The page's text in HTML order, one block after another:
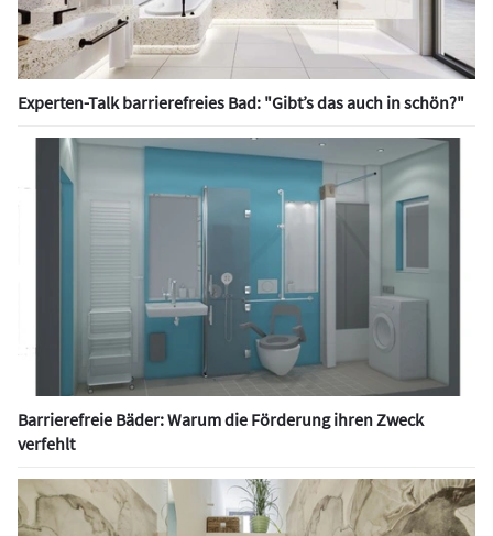
Experten-Talk barrierefreies Bad: "Gibt’s das auch in schön?"
Barrierefreie Bäder: Warum die Förderung ihren Zweck
verfehlt